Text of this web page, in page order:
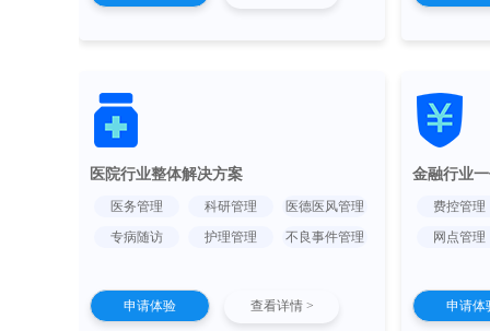
医院行业整体解决方案
医务管理 科研管理
医德医风管理
专病随访
护理管理 不良事件管理
申请体验 查看详情 >
金融行业
费控管理
网点管理
申请体